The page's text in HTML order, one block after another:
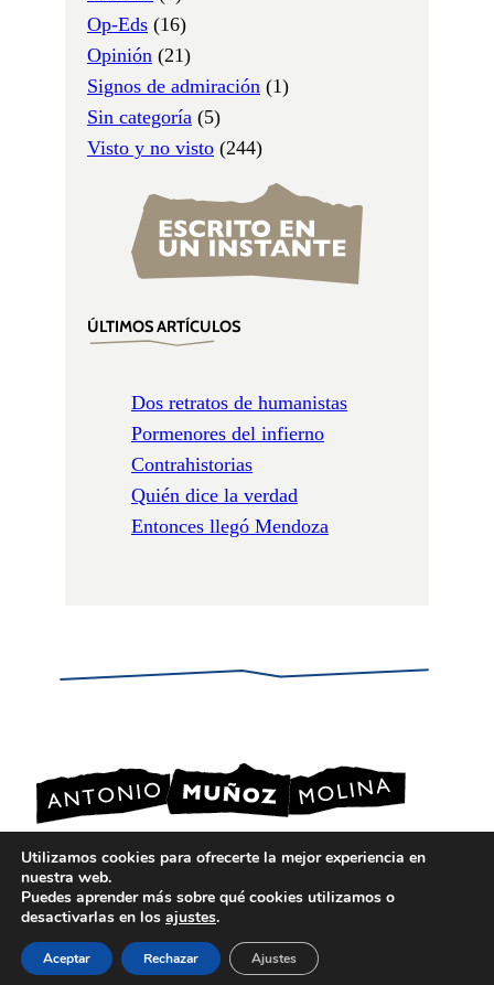
Op-Eds (16)
Opinión (21)
Signos de admiración (1)
Sin categoría (5)
Visto y no visto (244)
ÚLTIMOS ARTÍCULOS
Dos retratos de humanistas
Pormenores del infierno
Contrahistorias
Quién dice la verdad
Entonces llegó Mendoza
POLÍTICA DE COOKIES
AVISO LEGAL
Utilizamos cookies para ofrecerte la mejor experiencia en
nuestra web.
Puedes aprender más sobre qué cookies utilizamos o
desactivarlas en los ajustes.
Aceptar Rechazar Ajustes